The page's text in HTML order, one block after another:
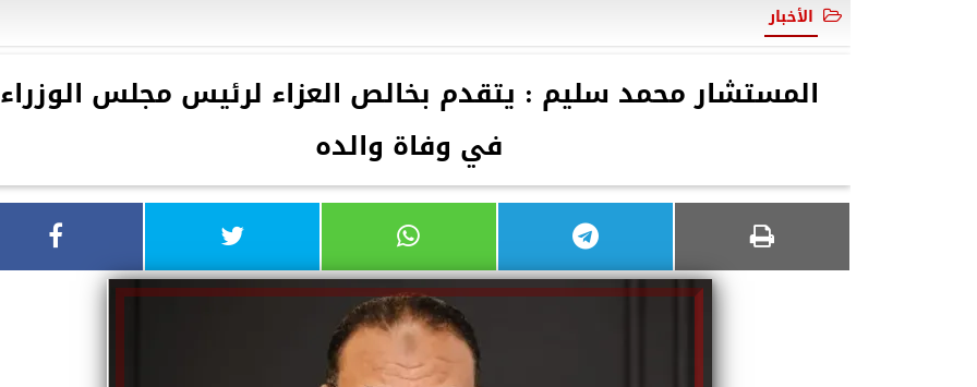
الأخبار
المستشار محمد سليم : يتقدم بخالص العزاء لرئيس مجلس الوزراء
في وفاة والده